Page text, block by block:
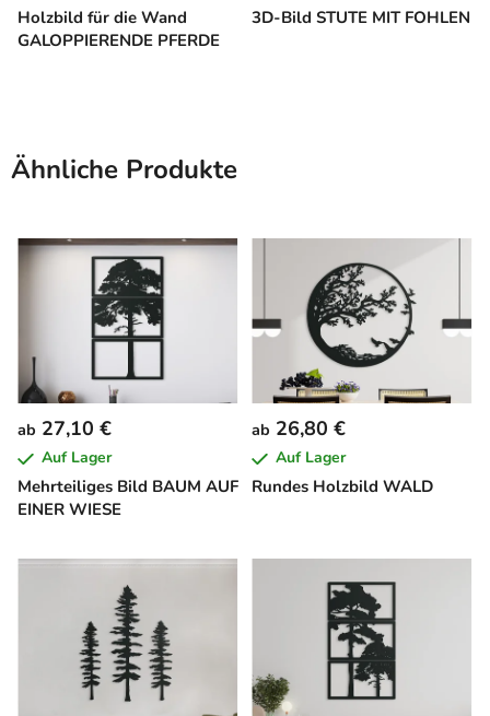
Holzbild für die Wand
GALOPPIERENDE PFERDE
3D-Bild STUTE MIT FOHLEN
Ähnliche Produkte
Mehrteiliges Bild BAUM AUF
EINER WIESE
ab 27,10 €
Auf Lager
Rundes Holzbild WALD
ab 26,80 €
Auf Lager